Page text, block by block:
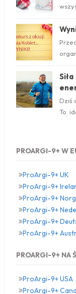
Dziś
To
PROARGI-9+ W
ProArgi-9+ UK
ProArgi-9+
ProArgi-9+
ProArgi-9+
ProArgi-9+
ProArgi-9+
PROARGI-9+ NA
ProArgi-9+ USA
ProArgi-9+